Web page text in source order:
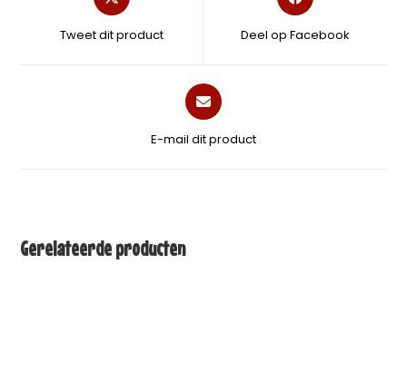
Tweet dit product Deel op Facebook
E-mail dit product
Gerelateerde producten